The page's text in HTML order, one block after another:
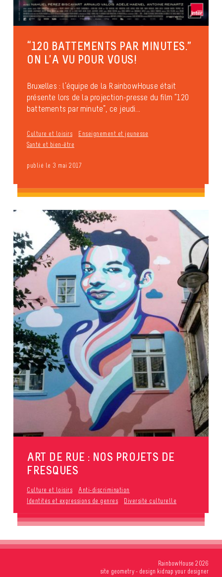
“120 BATTEMENTS PAR MINUTES.”
ON L’A VU POUR VOUS!
Bruxelles : l’équipe de la RainbowHouse était
présente lors de la projection-presse du film “120
battements par minute”, ce jeudi...
Culture et loisirs
Enseignement et jeunesse
Santé et bien-être
publié le 3 mai 2017
ART DE RUE : NOS PROJETS DE
FRESQUES
Culture et loisirs
Anti-discrimination
Identités et expressions de genres
Diversité culturelle
RainbowHouse 2026
site geometry- design kidnap your designer